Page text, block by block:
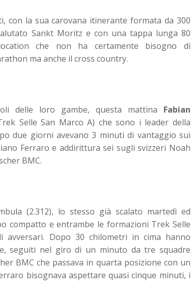
con la sua carovana itinerante formata da 300
Sankt Moritz e con una tappa lunga 80
che non ha certamente bisogno di
ma anche il cross country.
delle loro gambe, questa mattina Fabian
Selle San Marco A) che sono i leader della
due giorni avevano 3 minuti di vantaggio sui
Ferraro e addirittura sei sugli svizzeri Noah
BMC.
(2.312), lo stesso già scalato martedì ed
compatto e entrambe le formazioni Trek Selle
Dopo 30 chilometri in cima hanno
seguiti nel giro di un minuto da tre squadre
BMC che passava in quarta posizione con un
bisognava aspettare quasi cinque minuti, i